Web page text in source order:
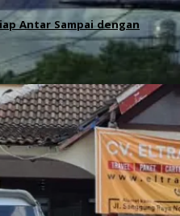
Antar Sampai dengan